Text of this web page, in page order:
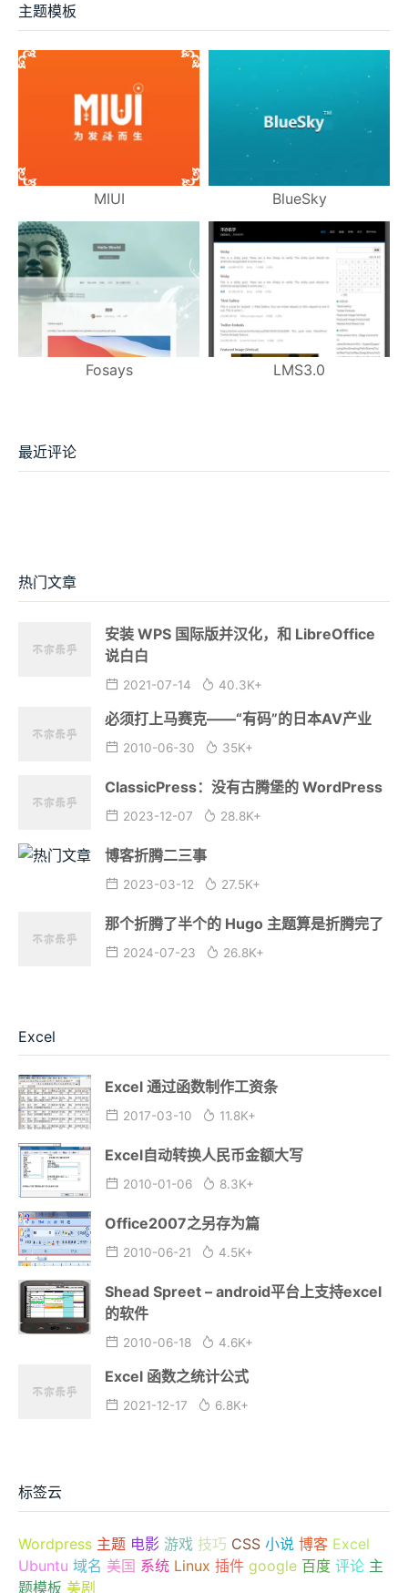
主题模板
MIUI BlueSky
Fosays LMS3.0
最近评论
热门文章
安装 WPS 国际版并汉化，和 LibreOffice
说白白
2021-07-14 40.3K+
必须打上马赛克——“有码”的日本AV产业
2010-06-30 35K+
ClassicPress：没有古腾堡的 WordPress
2023-12-07 28.8K+
博客折腾二三事
2023-03-12 27.5K+
那个折腾了半个的 Hugo 主题算是折腾完了
2024-07-23 26.8K+
Excel
Excel 通过函数制作工资条
2017-03-10 11.8K+
Excel自动转换人民币金额大写
2010-01-06 8.3K+
Office2007之另存为篇
2010-06-21 4.5K+
Shead Spreet – android平台上支持excel
的软件
2010-06-18 4.6K+
Excel 函数之统计公式
2021-12-17 6.8K+
标签云
Wordpress 主题 电影 游戏 技巧 CSS 小说 博客 Excel
Ubuntu 域名 美国 系统 Linux 插件 google 百度 评论 主
题模板 美剧